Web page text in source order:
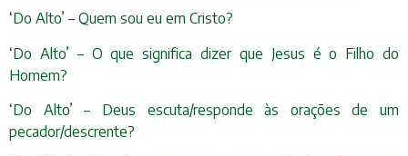
‘Do Alto’ – Quem sou eu em Cristo?
‘Do Alto’ – O que significa dizer que Jesus é o Filho do
Homem?
‘Do Alto’ – Deus escuta/responde às orações de um
pecador/descrente?